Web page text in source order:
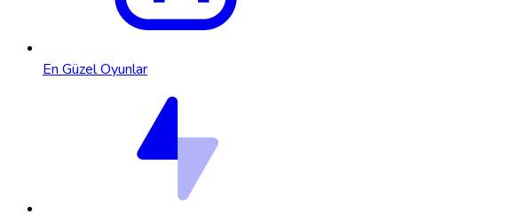
En Güzel Oyunlar